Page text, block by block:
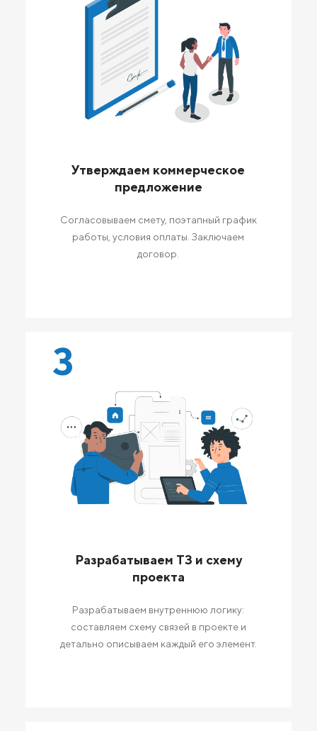
Утверждаем коммерческое
предложение
Согласовываем смету, поэтапный график
работы, условия оплаты. Заключаем
договор.
3
Разрабатываем ТЗ и схему
проекта
Разрабатываем внутреннюю логику:
составляем схему связей в проекте и
детально описываем каждый его элемент.